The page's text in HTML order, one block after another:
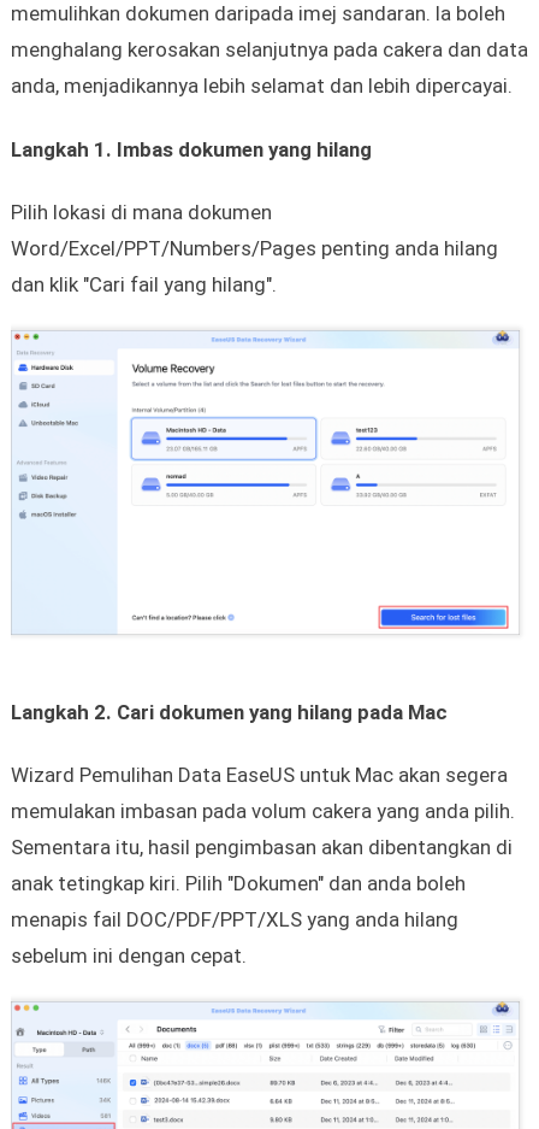
memulihkan dokumen daripada imej sandaran. Ia boleh
menghalang kerosakan selanjutnya pada cakera dan data
anda, menjadikannya lebih selamat dan lebih dipercayai.
Langkah 1. Imbas dokumen yang hilang
Pilih lokasi di mana dokumen
Word/Excel/PPT/Numbers/Pages penting anda hilang
dan klik "Cari fail yang hilang".
Langkah 2. Cari dokumen yang hilang pada Mac
Wizard Pemulihan Data EaseUS untuk Mac akan segera
memulakan imbasan pada volum cakera yang anda pilih.
Sementara itu, hasil pengimbasan akan dibentangkan di
anak tetingkap kiri. Pilih "Dokumen" dan anda boleh
menapis fail DOC/PDF/PPT/XLS yang anda hilang
sebelum ini dengan cepat.